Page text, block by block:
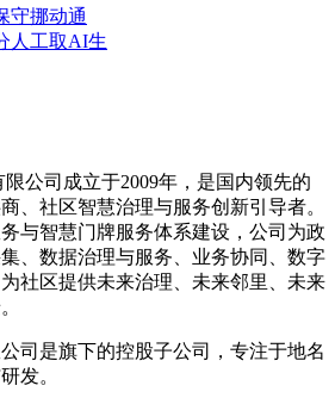
守挪动通
人工取AI生
公司成立于2009年，是国内领先的
、社区智慧治理与服务创新引导者。
与智慧门牌服务体系建设，公司为政
、数据治理与服务、业务协同、数字
社区提供未来治理、未来邻里、未来
司是旗下的控股子公司，专注于地名
发。